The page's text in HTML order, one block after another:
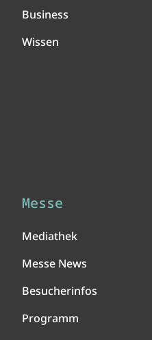
Business
Wissen
Messe
Mediathek
Messe News
Besucherinfos
Programm